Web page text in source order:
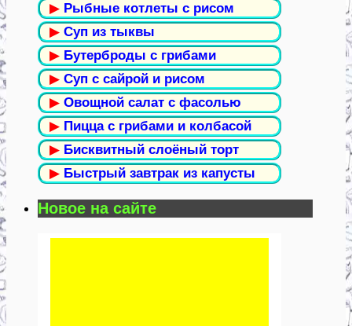
▶ Рыбные котлеты с рисом
▶ Суп из тыквы
▶ Бутерброды с грибами
▶ Суп с сайрой и рисом
▶ Овощной салат с фасолью
▶ Пицца с грибами и колбасой
▶ Бисквитный слоёный торт
▶ Быстрый завтрак из капусты
Новое на сайте